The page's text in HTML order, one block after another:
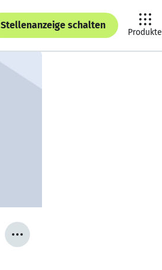
Stellenanzeige schalten
Produkte